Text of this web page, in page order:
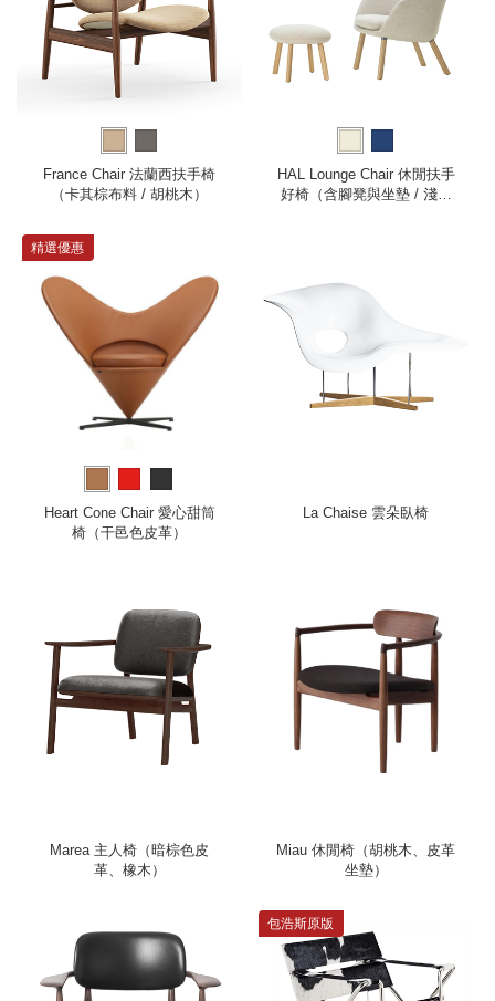
France Chair 法蘭西扶手椅
（卡其棕布料 / 胡桃木）
HAL Lounge Chair 休閒扶手
好椅（含腳凳與坐墊 / 淺橡
精選優惠
Heart Cone Chair 愛心甜筒
椅（干邑色皮革）
La Chaise 雲朵臥椅
Marea 主人椅（暗棕色皮
革、橡木）
Miau 休閒椅（胡桃木、皮革
坐墊）
包浩斯原版